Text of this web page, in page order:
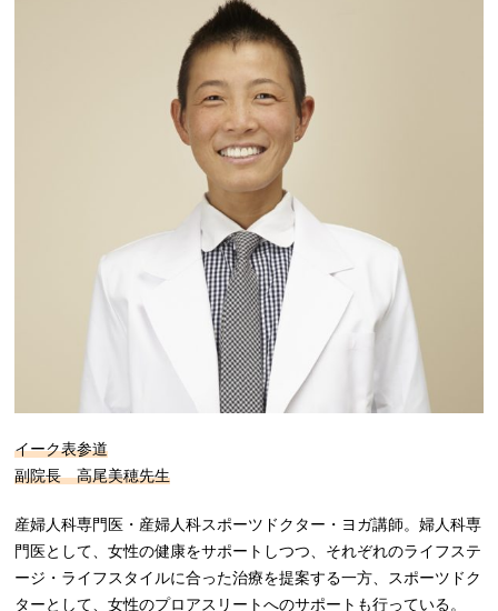
イーク表参道
副院長 高尾美穂先生
産婦人科専門医・産婦人科スポーツドクター・ヨガ講師。婦人科専
門医として、女性の健康をサポートしつつ、それぞれのライフステ
ージ・ライフスタイルに合った治療を提案する一方、スポーツドク
ターとして、女性のプロアスリートへのサポートも行っている。